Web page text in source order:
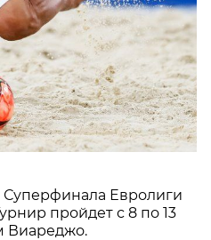
Суперфинала Евролиги
пройдет с 8 по 13
Виареджо.